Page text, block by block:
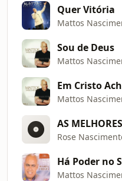
Quer Vitória
Mattos
Sou de Deus
Mattos
Em Cristo
Mattos
AS MELHORES
Rose
Há Poder no
Mattos